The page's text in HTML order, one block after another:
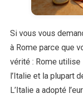
Si vous vous
à Rome parce que
vérité : Rome utilise
l’Italie et la plupart
L’Italie a adopté